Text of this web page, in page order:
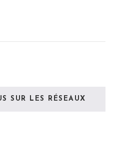
SUR LES RÉSEAUX